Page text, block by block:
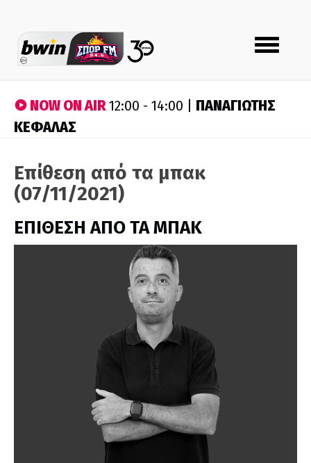
Toggle
navigation
NOW ON AIR12:00 - 14:00 | ΠΑΝΑΓΙΩΤΗΣ
ΚΕΦΑΛΑΣ
Επίθεση από τα μπακ
(07/11/2021)
ΕΠΙΘΕΣΗ ΑΠΟ ΤΑ ΜΠΑΚ